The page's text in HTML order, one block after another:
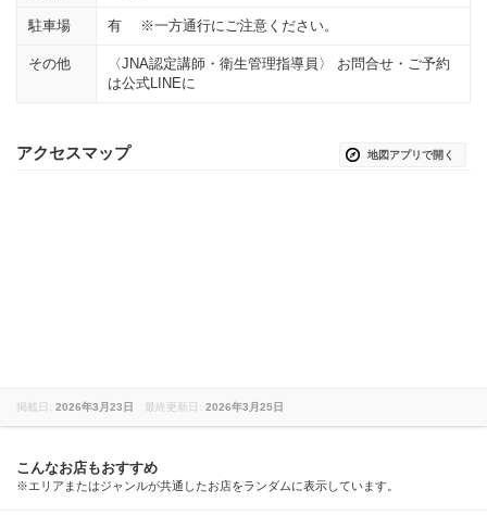
駐車場 有 ※一方通行にご注意ください。
その他
〈JNA認定講師・衛生管理指導員〉 お問合せ・ご予約
は公式LINEに
アクセスマップ 地図アプリで開く
掲載日: 2026年3月23日 最終更新日: 2026年3月25日
こんなお店もおすすめ
※エリアまたはジャンルが共通したお店をランダムに表示しています。